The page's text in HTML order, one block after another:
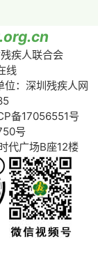
疾人联合会
线
：深圳残疾人网
备17056551号
号
代广场B座12楼